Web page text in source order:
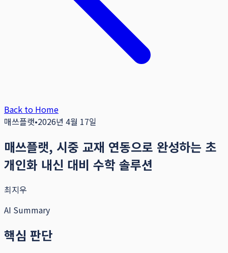
Back to Home
매쓰플랫•2026년 4월 17일
매쓰플랫, 시중 교재 연동으로 완성하는 초
개인화 내신 대비 수학 솔루션
최지우
AI Summary
핵심 판단